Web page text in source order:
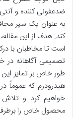
ضدعفونی کننده و
به عنوان یک سپر
کند. هدف از این
است تا مخاطبان با
تصمیمی آگاهانه در
طور خاص بر تمایز
هیدرودرم که عموماً
خواهیم کرد و تلاش
محصول خاص را